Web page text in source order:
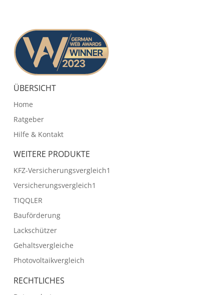
ÜBERSICHT
Home
Ratgeber
Hilfe & Kontakt
WEITERE PRODUKTE
KFZ-Versicherungsvergleich1
Versicherungsvergleich1
TIQQLER
Bauförderung
Lackschützer
Gehaltsvergleiche
Photovoltaikvergleich
RECHTLICHES